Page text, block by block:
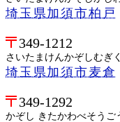
埼玉県加須市柏戸
349-1212
さいたまけんかぞしむぎ
埼玉県加須市麦倉
349-1292
かぞし きたかわべそうご